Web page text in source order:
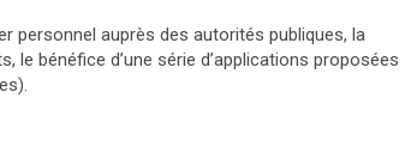
personnel auprès des autorités publiques, la
le bénéfice d’une série d’applications proposées